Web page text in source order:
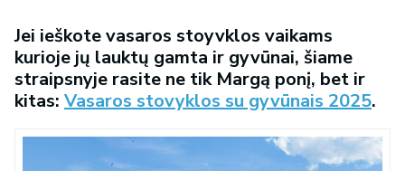
Jei ieškote vasaros stoyvklos vaikams
kurioje jų lauktų gamta ir gyvūnai, šiame
straipsnyje rasite ne tik Margą ponį, bet ir
kitas: Vasaros stovyklos su gyvūnais 2025.